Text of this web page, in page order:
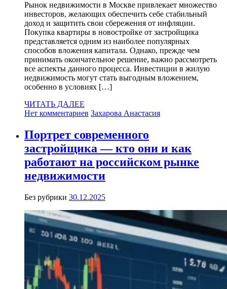
Рынок недвижимости в Москве привлекает множество
инвесторов, желающих обеспечить себе стабильный
доход и защитить свои сбережения от инфляции.
Покупка квартиры в новостройке от застройщика
представляется одним из наиболее популярных
способов вложения капитала. Однако, прежде чем
принимать окончательное решение, важно рассмотреть
все аспекты данного процесса. Инвестиции в жилую
недвижимость могут стать выгодным вложением,
особенно в условиях […]
ЧИТАТЬ ДАЛЕЕ
Нет комментариев Захарова Анастасия
Портрет современного
застройщика — кто они и как
работают на российском рынке
недвижимости
Без рубрики 30.12.2025